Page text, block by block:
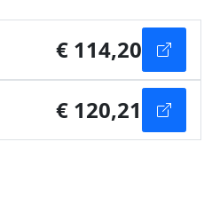
€ 114,20
€ 120,21